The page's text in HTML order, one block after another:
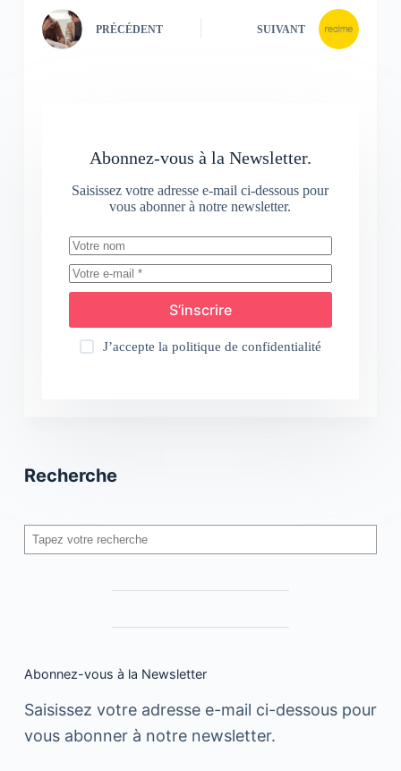
PRÉCÉDENT SUIVANT
Abonnez-vous à la Newsletter.
Saisissez votre adresse e-mail ci-dessous pour
vous abonner à notre newsletter.
S’inscrire
J’accepte la politique de confidentialité
Recherche
Rechercher
Abonnez-vous à la Newsletter
Saisissez votre adresse e-mail ci-dessous pour
vous abonner à notre newsletter.